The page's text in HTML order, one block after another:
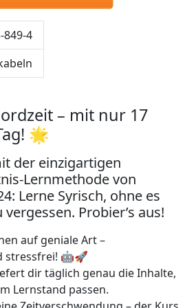
849-4
– mit nur 17
🌟
der einzigartigen
Lernmethode von
Lerne Syrisch, ohne es
Probier’s aus!
auf geniale Art –
stressfrei! 🤖🚀
dir täglich genau die Inhalte,
Lernstand passen.